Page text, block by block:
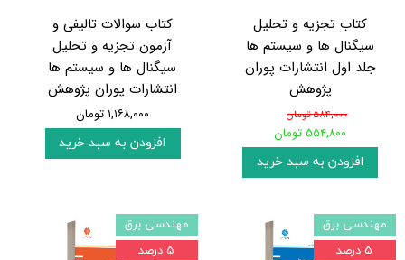
کتاب تجزیه و تحلیل
سیگنال ها و سیستم ها
جلد اول انتشارات پوران
پژوهش
۵۸۴,۰۰۰ تومان
۵۵۴,۸۰۰ تومان
افزودن به سبد خرید
کتاب سوالات تالیفی و
آزمون تجزیه و تحلیل
سیگنال ها و سیستم ها
انتشارات پوران پژوهش
۱,۱۶۸,۰۰۰ تومان
افزودن به سبد خرید
مهندسی برق
۵ درصد
مهندسی برق
۵ درصد